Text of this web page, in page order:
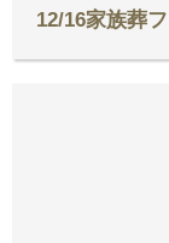
12/16家族葬